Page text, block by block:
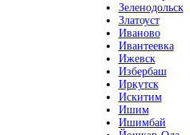
Зеленодольск
Златоуст
Иваново
Ивантеевка
Ижевск
Избербаш
Иркутск
Искитим
Ишим
Ишимбай